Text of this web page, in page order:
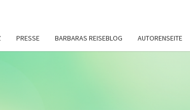
PRESSE BARBARAS REISEBLOG AUTORENSEITE